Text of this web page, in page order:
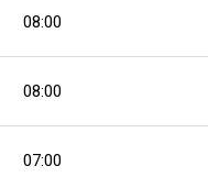
08:00
08:00
07:00